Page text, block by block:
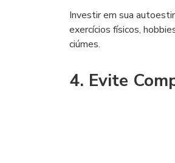
Investir em sua
exercícios físicos,
ciúmes.
4. Evite